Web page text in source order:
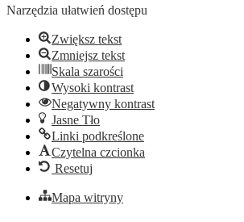
Narzędzia ułatwień dostępu
Zwiększ tekst
Zmniejsz tekst
Skala szarości
Wysoki kontrast
Negatywny kontrast
Jasne Tło
Linki podkreślone
Czytelna czcionka
Resetuj
Mapa witryny